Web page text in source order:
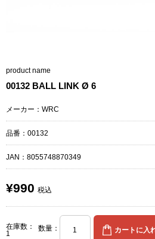
product name
00132 BALL LINK Ø 6
メーカー：WRC
品番：00132
JAN： 8055748870349
¥990 税込
在庫数：
1
数量：